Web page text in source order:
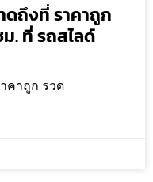
ถึงที่ ราคาถูก
. ที่ รถสไลด์
คาถูก รวด